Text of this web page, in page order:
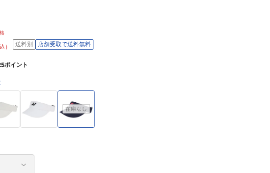
） 送料別 店舗受取で送料無料
ポイント